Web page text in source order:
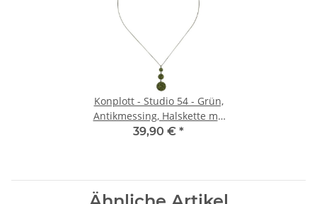
Konplott - Studio 54 - Grün,
Antikmessing, Halskette mit
Anhänger, Lang
39,90 € *